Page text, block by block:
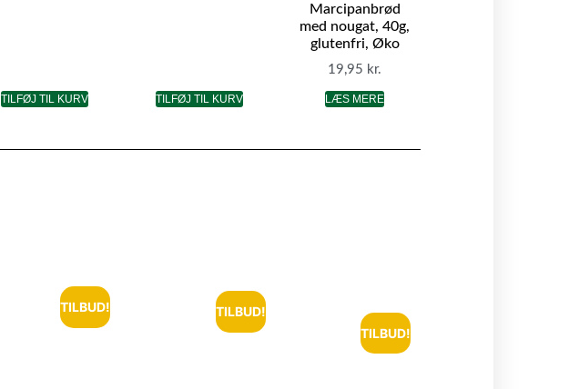
TILFØJ TIL KURV TILFØJ TIL KURV
Marcipanbrød
med nougat, 40g,
glutenfri, Øko
19,95 kr.
LÆS MERE
TILBUD!
TILBUD!
TILBUD!